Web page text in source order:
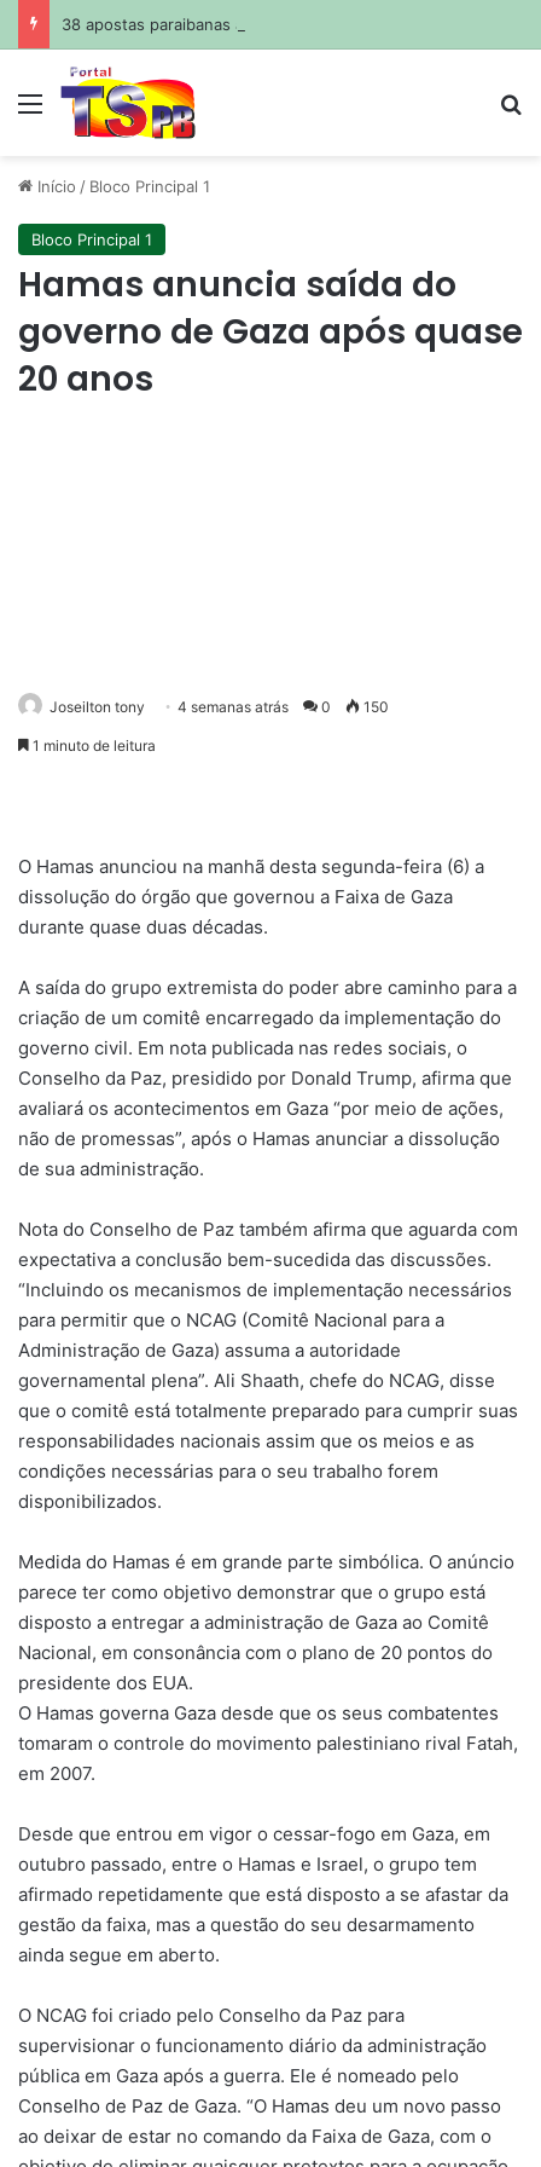
38 apostas paraibanas acertam a quadra da Mega-Sena
Menu
Início / Bloco Principal 1
Bloco Principal 1
Hamas anuncia saída do
governo de Gaza após quase
20 anos
Joseilton tony 4 semanas atrás 0 150
1 minuto de leitura
O Hamas anunciou na manhã desta segunda-feira (6) a
dissolução do órgão que governou a Faixa de Gaza
durante quase duas décadas.
A saída do grupo extremista do poder abre caminho para a
criação de um comitê encarregado da implementação do
governo civil. Em nota publicada nas redes sociais, o
Conselho da Paz, presidido por Donald Trump, afirma que
avaliará os acontecimentos em Gaza “por meio de ações,
não de promessas”, após o Hamas anunciar a dissolução
de sua administração.
Nota do Conselho de Paz também afirma que aguarda com
expectativa a conclusão bem-sucedida das discussões.
“Incluindo os mecanismos de implementação necessários
para permitir que o NCAG (Comitê Nacional para a
Administração de Gaza) assuma a autoridade
governamental plena”. Ali Shaath, chefe do NCAG, disse
que o comitê está totalmente preparado para cumprir suas
responsabilidades nacionais assim que os meios e as
condições necessárias para o seu trabalho forem
disponibilizados.
Medida do Hamas é em grande parte simbólica. O anúncio
parece ter como objetivo demonstrar que o grupo está
disposto a entregar a administração de Gaza ao Comitê
Nacional, em consonância com o plano de 20 pontos do
presidente dos EUA.
O Hamas governa Gaza desde que os seus combatentes
tomaram o controle do movimento palestiniano rival Fatah,
em 2007.
Desde que entrou em vigor o cessar-fogo em Gaza, em
outubro passado, entre o Hamas e Israel, o grupo tem
afirmado repetidamente que está disposto a se afastar da
gestão da faixa, mas a questão do seu desarmamento
ainda segue em aberto.
O NCAG foi criado pelo Conselho da Paz para
supervisionar o funcionamento diário da administração
pública em Gaza após a guerra. Ele é nomeado pelo
Conselho de Paz de Gaza. “O Hamas deu um novo passo
ao deixar de estar no comando da Faixa de Gaza, com o